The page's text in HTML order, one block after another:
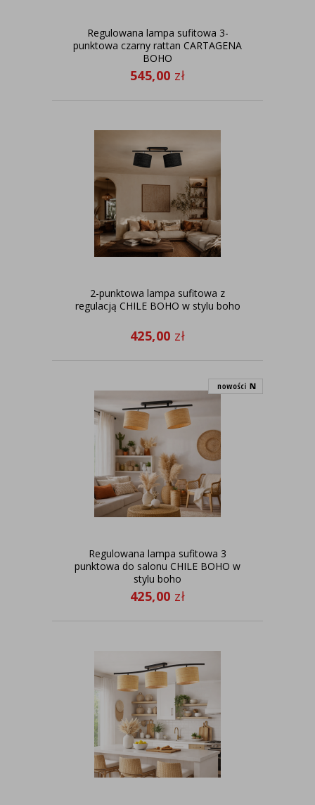
Regulowana lampa sufitowa 3-
punktowa czarny rattan CARTAGENA
BOHO
545,00 zł
2-punktowa lampa sufitowa z
regulacją CHILE BOHO w stylu boho
425,00 zł
Regulowana lampa sufitowa 3
punktowa do salonu CHILE BOHO w
stylu boho
425,00 zł